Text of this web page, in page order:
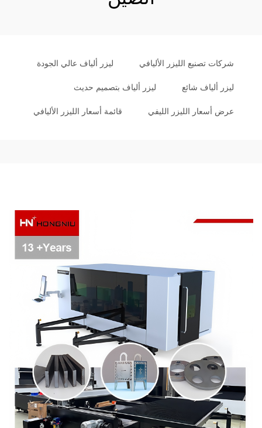
شركات تصنيع الليزر الأليافي ليزر ألياف عالي الجودة
ليزر ألياف شائع ليزر ألياف بتصميم حديث
عرض أسعار الليزر الليفي قائمة أسعار الليزر الأليافي